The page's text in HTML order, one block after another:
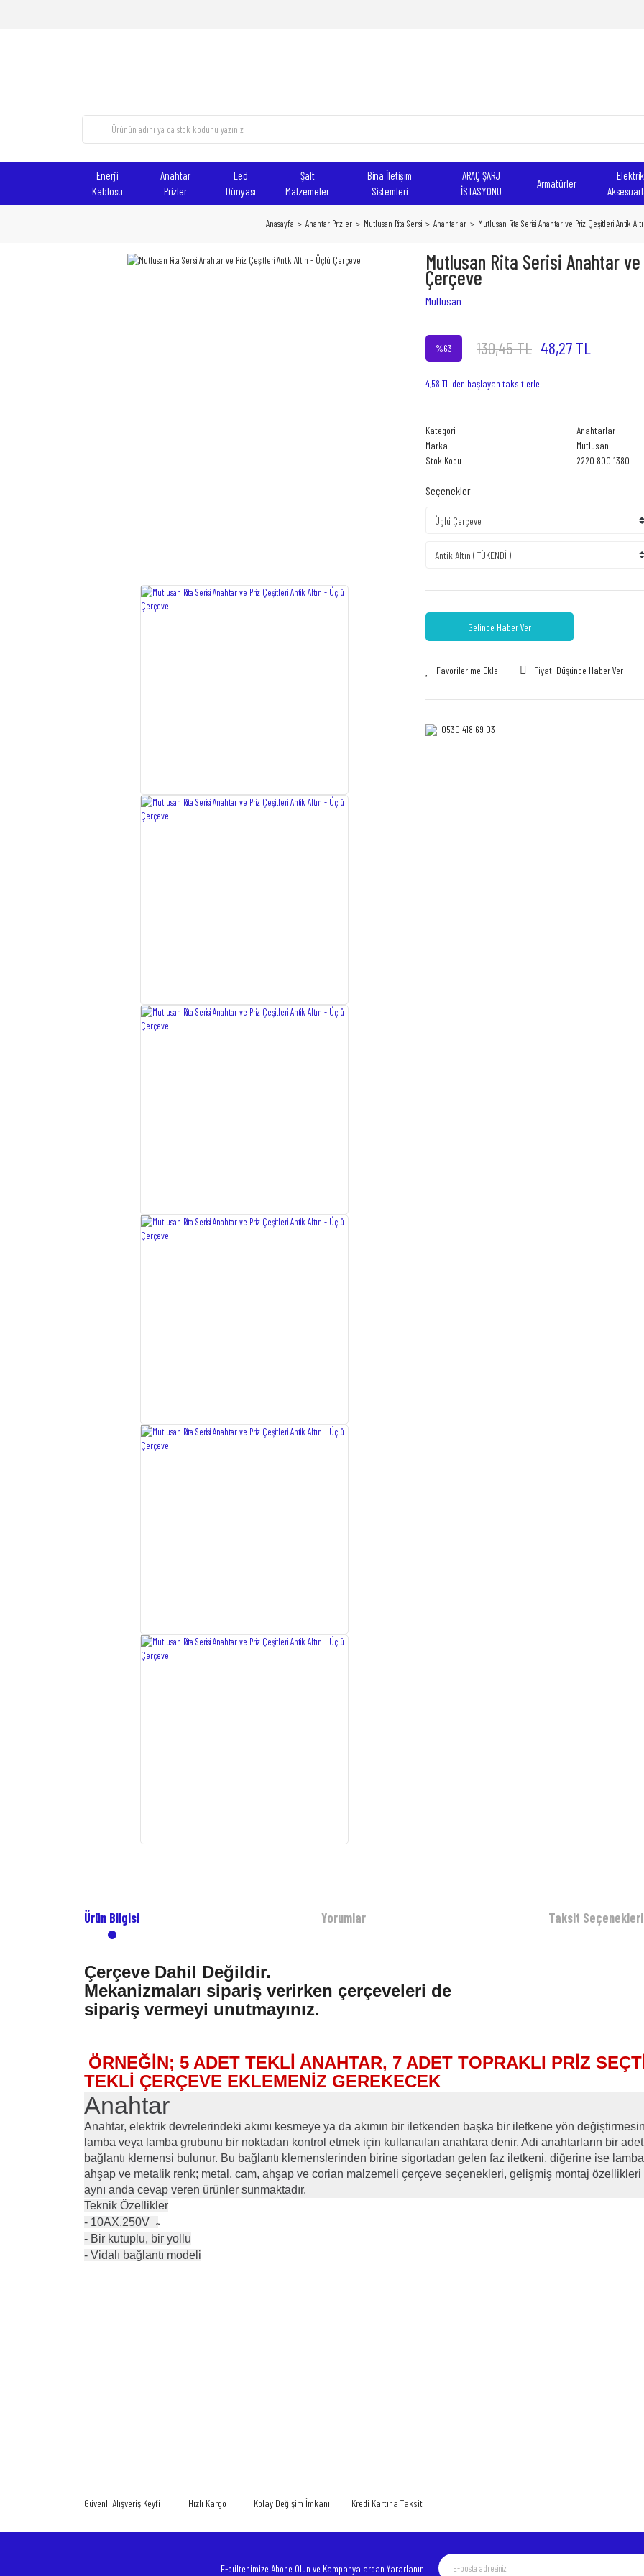
Enerji
Kablosu
Anahtar
Prizler
Led
Dünyası
Şalt
Malzemeler
Bina İletişim
Sistemleri
ARAÇ ŞARJ
İSTASYONU
Armatürler
Elektrik
Anasayfa Anahtar Prizler Mutlusan Rita Serisi Anahtarlar Mutlusan Rita Serisi Anahtar ve Priz Çeşitleri Antik
Mutlusan Rita Serisi Anahtar
Çerçeve
Mutlusan
%63 130,45 TL 48,27 TL
4,58 TL den başlayan taksitlerle!
Kategori
Anahtarlar
Marka
Mutlusan
Stok Kodu
2220 800 1380
Seçenekler
Gelince Haber Ver
Fiyatı Düşünce Haber Ver
0530 418 69 03‎‎
Ürün Bilgisi Yorumlar Taksit Seçenekleri
Çerçeve Dahil Değildir.
Mekanizmaları sipariş verirken çerçeveleri de
sipariş vermeyi unutmayınız.
ÖRNEĞİN; 5 ADET TEKLİ ANAHTAR, 7 ADET TOPRAKLI PRİZ
TEKLİ ÇERÇEVE EKLEMENİZ GEREKECEK
Anahtar
Anahtar, elektrik devrelerindeki akımı kesmeye ya da akımın bir iletkenden başka bir iletkene yön
lamba veya lamba grubunu bir noktadan kontrol etmek için kullanaılan anahtara denir. Adi anahtarların bir
bağlantı klemensi bulunur. Bu bağlantı klemenslerinden birine sigortadan gelen faz iletkeni, diğerine ise
ahşap ve metalik renk; metal, cam, ahşap ve corian malzemeli çerçeve seçenekleri, gelişmiş montaj özellikleri
aynı anda cevap veren ürünler sunmaktadır.
Teknik Özellikler
- 10AX,250V ̴
- Bir kutuplu, bir yollu
- Vidalı bağlantı modeli
Ürün bilgilerinde hatalar bulunuyor.
Ürün fiyatı diğer sitelerden daha pahalı.
Güvenli Alışveriş Keyfi Hızlı Kargo Kolay Değişim İmkanı Kredi Kartına Taksit
E-bültenimize Abone Olun ve Kampanyalardan Yararlanın